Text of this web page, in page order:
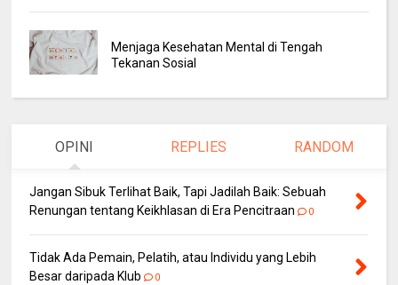
Menjaga Kesehatan Mental di Tengah
Tekanan Sosial
OPINI REPLIES RANDOM
Jangan Sibuk Terlihat Baik, Tapi Jadilah Baik: Sebuah
Renungan tentang Keikhlasan di Era Pencitraan
0
Tidak Ada Pemain, Pelatih, atau Individu yang Lebih
Besar daripada Klub
0